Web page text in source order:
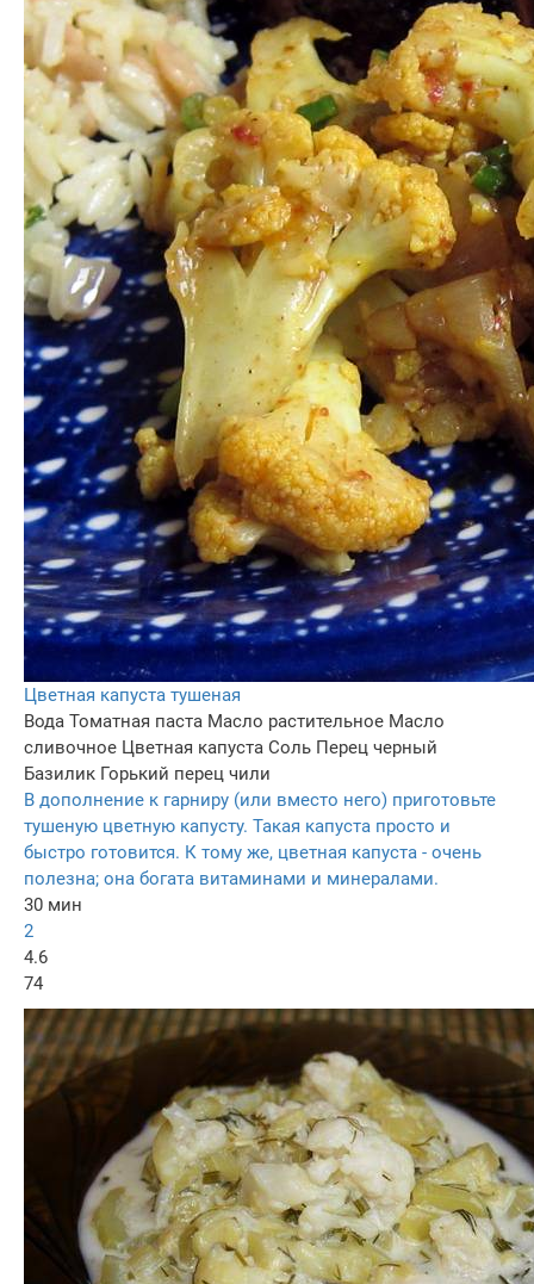
Цветная капуста тушеная
Вода Томатная паста Масло растительное Масло
сливочное Цветная капуста Соль Перец черный
Базилик Горький перец чили
В дополнение к гарниру (или вместо него) приготовьте
тушеную цветную капусту. Такая капуста просто и
быстро готовится. К тому же, цветная капуста - очень
полезна; она богата витаминами и минералами.
30 мин
2
4.6
74